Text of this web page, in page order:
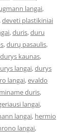
langai,
,deveti plastikiniai
,duris,duru
,durų pasaulis,
durys kaunas,
langai,durys
langai,evaldo
duris,
langai,
langai, hermio
langai,